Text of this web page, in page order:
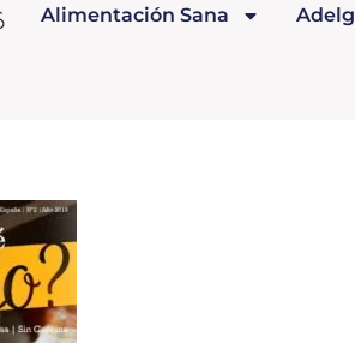
Alimentación Sana